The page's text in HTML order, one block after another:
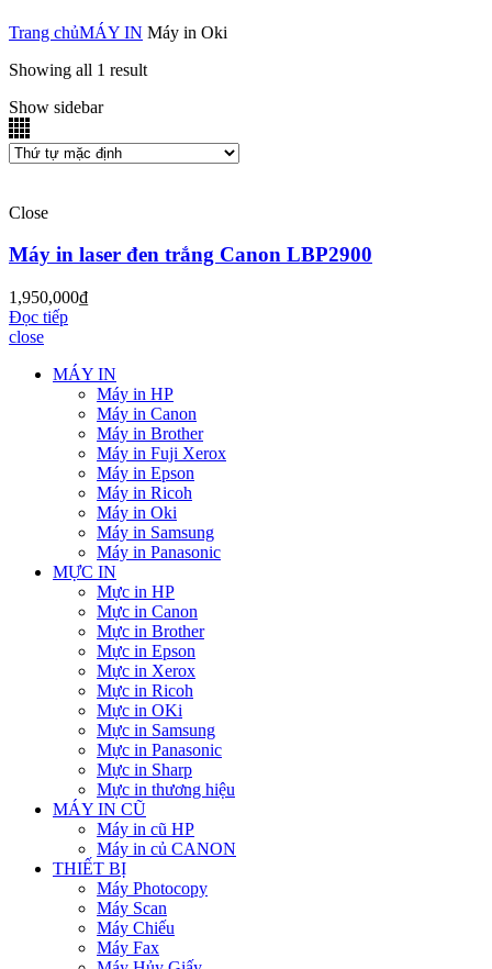
Trang chủMÁY IN Máy in Oki
Showing all 1 result
Show sidebar
Close
Máy in laser đen trắng Canon LBP2900
1,950,000₫
Đọc tiếp
close
MÁY IN
Máy in HP
Máy in Canon
Máy in Brother
Máy in Fuji Xerox
Máy in Epson
Máy in Ricoh
Máy in Oki
Máy in Samsung
Máy in Panasonic
MỰC IN
Mực in HP
Mực in Canon
Mực in Brother
Mực in Epson
Mực in Xerox
Mực in Ricoh
Mực in OKi
Mực in Samsung
Mực in Panasonic
Mực in Sharp
Mực in thương hiệu
MÁY IN CŨ
Máy in cũ HP
Máy in củ CANON
THIẾT BỊ
Máy Photocopy
Máy Scan
Máy Chiếu
Máy Fax